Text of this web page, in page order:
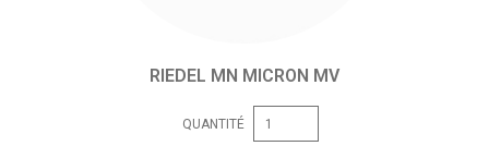
RIEDEL MN MICRON MV
QUANTITÉ